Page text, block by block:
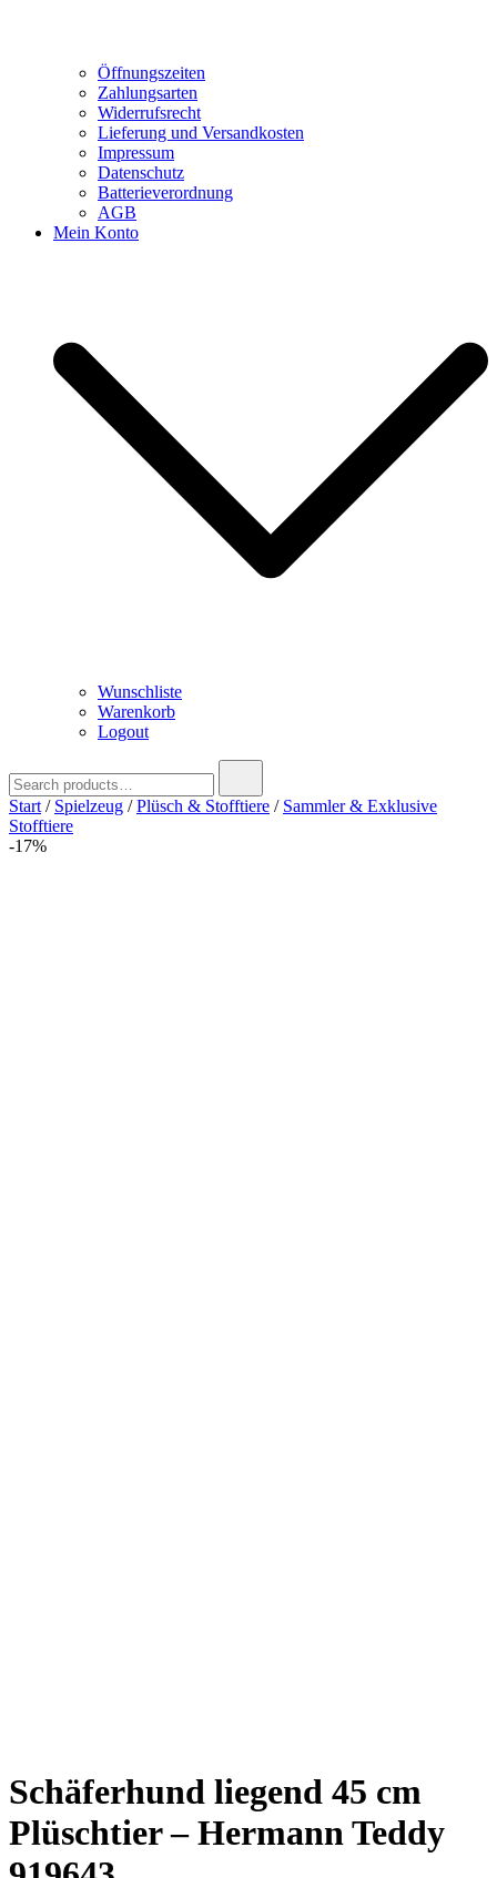
Öffnungszeiten
Zahlungsarten
Widerrufsrecht
Lieferung und Versandkosten
Impressum
Datenschutz
Batterieverordnung
AGB
Mein Konto
Wunschliste
Warenkorb
Logout
for:
Start / Spielzeug /Plüsch & Stofftiere / Sammler & Exklusive
Stofftiere
-17%
Schäferhund liegend 45 cm
Plüschtier – Hermann Teddy